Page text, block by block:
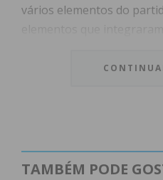
vários elementos do
próximo mês.
TAMBÉM PODE